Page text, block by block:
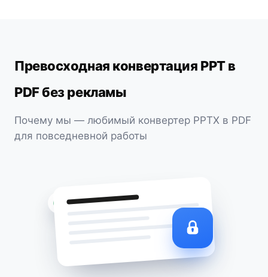
Превосходная конвертация PPT в
PDF без рекламы
Почему мы — любимый конвертер PPTX в PDF
для повседневной работы
Зашифровано SSL